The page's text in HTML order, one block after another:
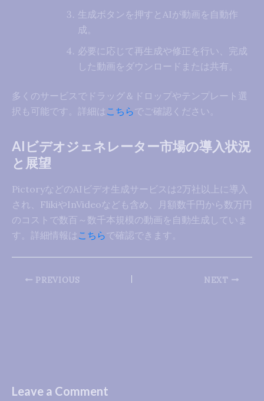
生成ボタンを押すとAIが動画を自動作
成。
必要に応じて再生成や修正を行い、完成
した動画をダウンロードまたは共有。
多くのサービスでドラッグ＆ドロップやテンプレート選
択も可能です。詳細は こちらでご確認ください。
AIビデオジェネレーター市場の導入状況
と展望
PictoryなどのAIビデオ生成サービスは2万社以上に導入
され、FlikiやInVideoなども含め、月額数千円から数万円
のコストで数百～数千本規模の動画を自動生成していま
す。詳細情報は こちらで確認できます。
PREVIOUS NEXT
Leave a Comment